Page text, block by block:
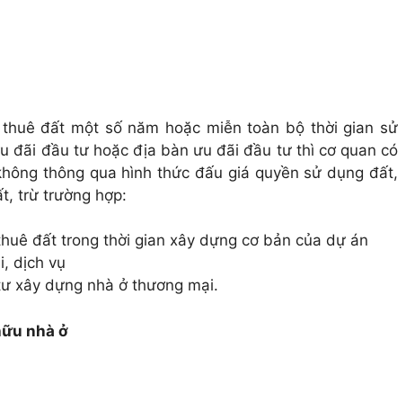
đất một số năm hoặc miễn toàn bộ thời gian sử
đãi đầu tư hoặc địa bàn ưu đãi đầu tư thì cơ quan có
thông qua hình thức đấu giá quyền sử dụng đất,
trừ trường hợp:
đất trong thời gian xây dựng cơ bản của dự án
dịch vụ
xây dựng nhà ở thương mại.
nhà ở